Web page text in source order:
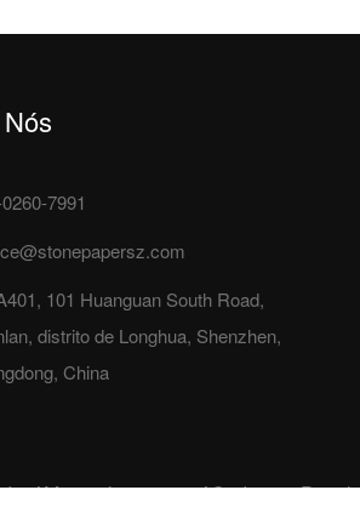
7991
101 Huanguan South Road,
distrito de Longhua, Shenzhen,
China
/Material impresso/Cadernos Papel